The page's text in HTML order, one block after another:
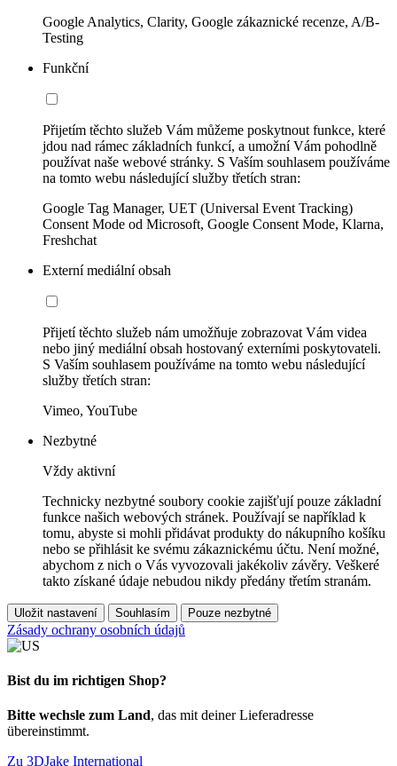
Google Analytics, Clarity, Google zákaznické recenze, A/B-
Testing
Funkční
Přijetím těchto služeb Vám můžeme poskytnout funkce, které
jdou nad rámec základních funkcí, a umožní Vám pohodlně
používat naše webové stránky. S Vaším souhlasem používáme
na tomto webu následující služby třetích stran:
Google Tag Manager, UET (Universal Event Tracking)
Consent Mode od Microsoft, Google Consent Mode, Klarna,
Freshchat
Externí mediální obsah
Přijetí těchto služeb nám umožňuje zobrazovat Vám videa
nebo jiný mediální obsah hostovaný externími poskytovateli.
S Vaším souhlasem používáme na tomto webu následující
služby třetích stran:
Vimeo, YouTube
Nezbytné
Vždy aktivní
Technicky nezbytné soubory cookie zajišťují pouze základní
funkce našich webových stránek. Používají se například k
tomu, abyste si mohli přidávat produkty do nákupního košíku
nebo se přihlásit ke svému zákaznickému účtu. Není možné,
abychom z nich o Vás vyvozovali jakékoliv závěry. Veškeré
takto získané údaje nebudou nikdy předány třetím stranám.
Uložit nastavení Souhlasím Pouze nezbytné
Zásady ochrany osobních údajů
Bist du im richtigen Shop?
Bitte wechsle zum Land, das mit deiner Lieferadresse
übereinstimmt.
Zu 3DJake International